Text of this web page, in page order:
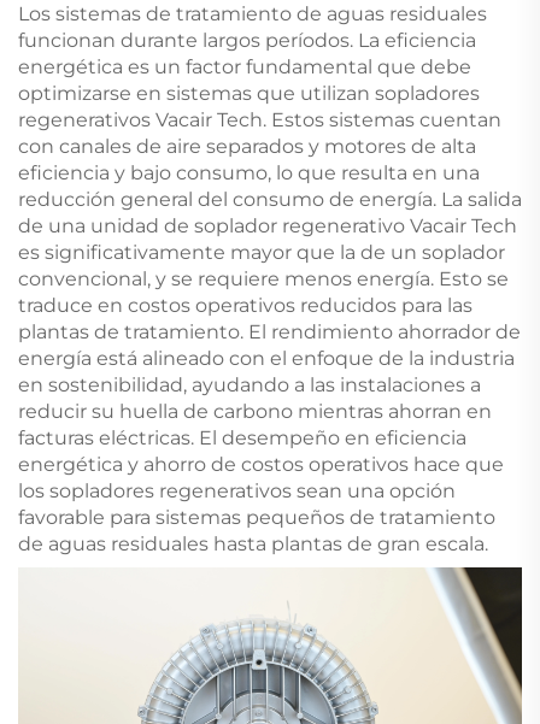
Los sistemas de tratamiento de aguas residuales
funcionan durante largos períodos. La eficiencia
energética es un factor fundamental que debe
optimizarse en sistemas que utilizan sopladores
regenerativos Vacair Tech. Estos sistemas cuentan
con canales de aire separados y motores de alta
eficiencia y bajo consumo, lo que resulta en una
reducción general del consumo de energía. La salida
de una unidad de soplador regenerativo Vacair Tech
es significativamente mayor que la de un soplador
convencional, y se requiere menos energía. Esto se
traduce en costos operativos reducidos para las
plantas de tratamiento. El rendimiento ahorrador de
energía está alineado con el enfoque de la industria
en sostenibilidad, ayudando a las instalaciones a
reducir su huella de carbono mientras ahorran en
facturas eléctricas. El desempeño en eficiencia
energética y ahorro de costos operativos hace que
los sopladores regenerativos sean una opción
favorable para sistemas pequeños de tratamiento
de aguas residuales hasta plantas de gran escala.